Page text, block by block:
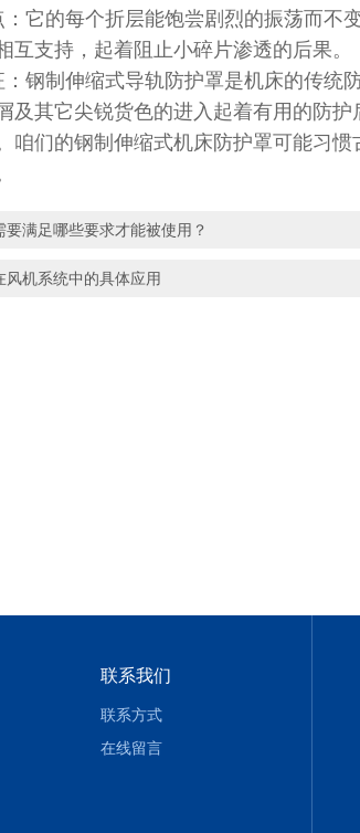
：它的每个折层能饱尝剧烈的振荡而不
互支持，起着阻止小碎片渗透的后果
：钢制伸缩式导轨防护罩是机床的传统
及其它尖锐货色的进入起着有用的防
咱们的钢制伸缩式机床防护罩可能习惯
要满足哪些要求才能被使用？
风机系统中的具体应用
联系我们
联系方式
在线留言